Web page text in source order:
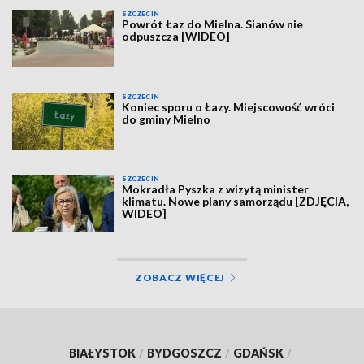
SZCZECIN
Powrót Łaz do Mielna. Sianów nie
odpuszcza [WIDEO]
SZCZECIN
Koniec sporu o Łazy. Miejscowość wróci
do gminy Mielno
SZCZECIN
Mokradła Pyszka z wizytą minister
klimatu. Nowe plany samorządu [ZDJĘCIA,
WIDEO]
ZOBACZ WIĘCEJ
BIAŁYSTOK / BYDGOSZCZ / GDAŃSK /